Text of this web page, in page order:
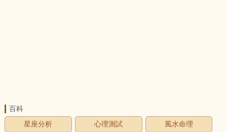
百科
星座分析
心理測試 風水命理